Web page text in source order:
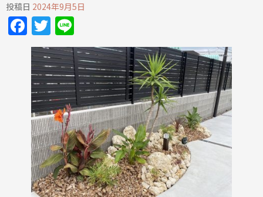
投稿日 2024年9月5日
Facebook
Twitter